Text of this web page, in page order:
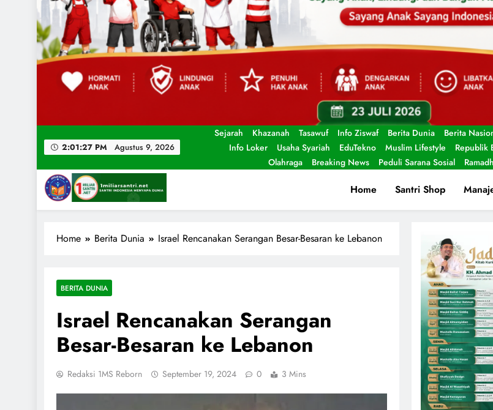
2:01:28 PM Agustus 9, 2026
Sejarah Khazanah Tasawuf Info Ziswaf Berita Dunia Berita
Info Loker
Usaha Syariah EduTekno Muslim Lifestyle Republik
Olahraga
Breaking News Peduli Sarana Sosial
1miliarsantri.net
Home Santri Shop
Home Berita Dunia Israel Rencanakan Serangan Besar-Besaran ke Lebanon
BERITA DUNIA
Israel Rencanakan Serangan
Besar-Besaran ke Lebanon
Redaksi 1MS Reborn September 19, 2024 0 3 Mins